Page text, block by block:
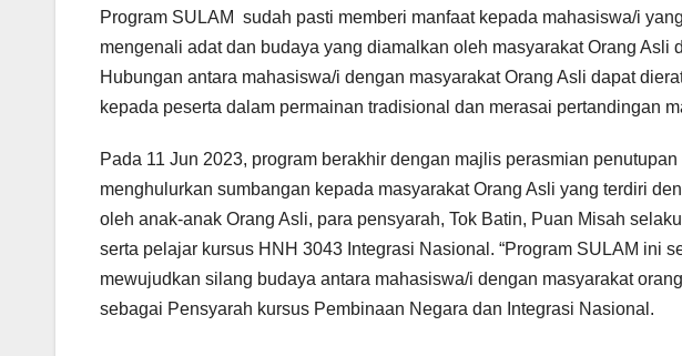
Program SULAM sudah pasti memberi manfaat kepada mahasiswa/i
mengenali adat dan budaya yang diamalkan oleh masyarakat Orang Asli
Hubungan antara mahasiswa/i dengan masyarakat Orang Asli dapat
kepada peserta dalam permainan tradisional dan merasai pertandingan
Pada 11 Jun 2023, program berakhir dengan majlis perasmian
menghulurkan sumbangan kepada masyarakat Orang Asli yang terdiri
oleh anak-anak Orang Asli, para pensyarah, Tok Batin, Puan Misah
serta pelajar kursus HNH 3043 Integrasi Nasional. “Program SULAM ini
mewujudkan silang budaya antara mahasiswa/i dengan masyarakat
sebagai Pensyarah kursus Pembinaan Negara dan Integrasi Nasional.